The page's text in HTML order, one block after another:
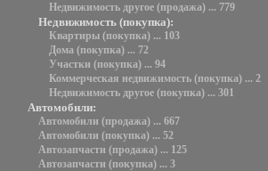
Недвижимость другое (продажа) ... 779
Недвижимость (покупка):
Квартиры (покупка) ... 103
Дома (покупка) ... 72
Участки (покупка) ... 94
Коммерческая недвижимость (покупка) ... 2
Недвижимость другое (покупка) ... 301
Автомобили:
Автомобили (продажа) ... 667
Автомобили (покупка) ... 52
Автозапчасти (продажа) ... 125
Автозапчасти (покупка) ... 3